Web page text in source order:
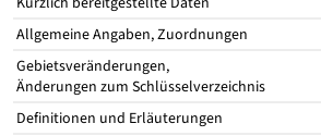
Allgemeine Angaben, Zuordnungen
Gebietsveränderungen,
Änderungen zum Schlüsselverzeichnis
Definitionen und Erläuterungen